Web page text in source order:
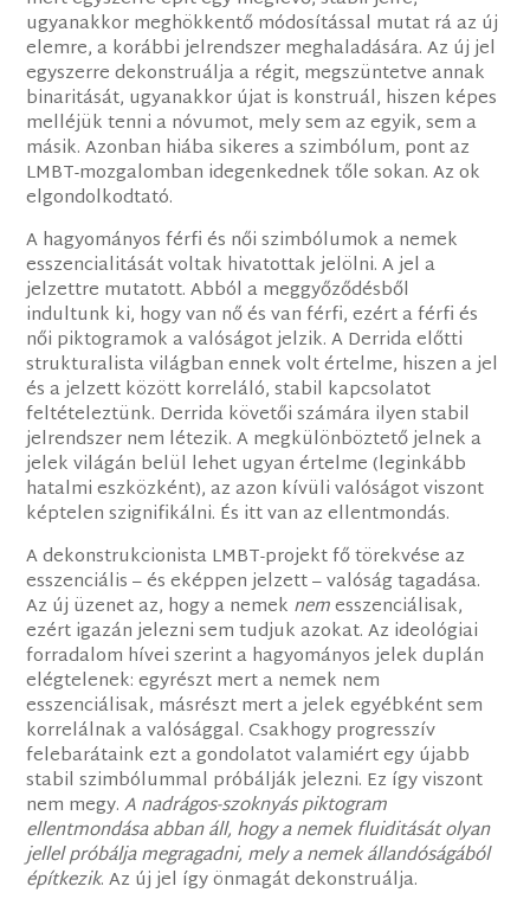
ugyanakkor meghökkentő módosítással mutat rá az új
elemre, a korábbi jelrendszer meghaladására. Az új jel
egyszerre dekonstruálja a régit, megszüntetve annak
binaritását, ugyanakkor újat is konstruál, hiszen képes
melléjük tenni a nóvumot, mely sem az egyik, sem a
másik. Azonban hiába sikeres a szimbólum, pont az
LMBT-mozgalomban idegenkednek tőle sokan. Az ok
elgondolkodtató.
A hagyományos férfi és női szimbólumok a nemek
esszencialitását voltak hivatottak jelölni. A jel a
jelzettre mutatott. Abból a meggyőződésből
indultunk ki, hogy van nő és van férfi, ezért a férfi és
női piktogramok a valóságot jelzik. A Derrida előtti
strukturalista világban ennek volt értelme, hiszen a jel
és a jelzett között korreláló, stabil kapcsolatot
feltételeztünk. Derrida követői számára ilyen stabil
jelrendszer nem létezik. A megkülönböztető jelnek a
jelek világán belül lehet ugyan értelme (leginkább
hatalmi eszközként), az azon kívüli valóságot viszont
képtelen szignifikálni. És itt van az ellentmondás.
A dekonstrukcionista LMBT-projekt fő törekvése az
esszenciális – és eképpen jelzett – valóság tagadása.
Az új üzenet az, hogy a nemek nemesszenciálisak,
ezért igazán jelezni sem tudjuk azokat. Az ideológiai
forradalom hívei szerint a hagyományos jelek duplán
elégtelenek: egyrészt mert a nemek nem
esszenciálisak, másrészt mert a jelek egyébként sem
korrelálnak a valósággal. Csakhogy progresszív
felebarátaink ezt a gondolatot valamiért egy újabb
stabil szimbólummal próbálják jelezni. Ez így viszont
nem megy.A nadrágos-szoknyás piktogram
ellentmondása abban áll, hogy a nemek fluiditását olyan
jellel próbálja megragadni, mely a nemek állandóságából
építkezik. Az új jel így önmagát dekonstruálja.